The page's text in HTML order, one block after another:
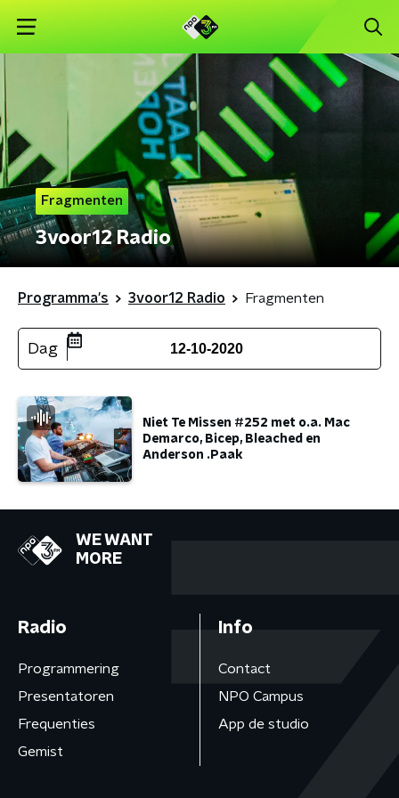
Fragmenten
3voor12 Radio
Programma's 3voor12 Radio Fragmenten
Dag 12-10-2020
Niet Te Missen #252 met o.a. Mac
Demarco, Bicep, Bleached en
Anderson .Paak
WE WANT
MORE
Radio
Programmering
Presentatoren
Frequenties
Gemist
Info
Contact
NPO Campus
App de studio